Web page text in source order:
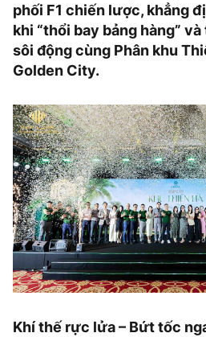
phối F1 chiến lược, khẳng
khi “thổi bay bảng hàng”
sôi động cùng Phân khu
Golden City.
Khí thế rực lửa – Bứt tốc